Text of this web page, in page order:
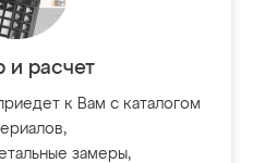
и расчет
к Вам с каталогом
замеры,